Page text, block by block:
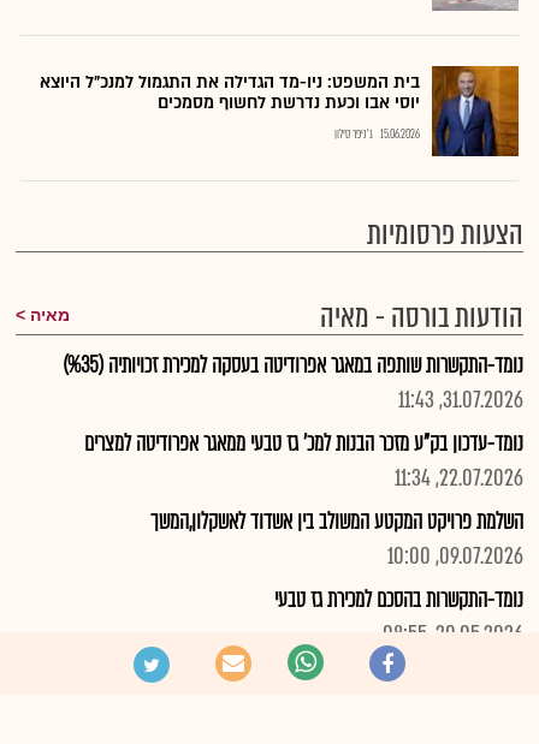
בית המשפט: ניו-מד הגדילה את התגמול למנכ"ל היוצא
יוסי אבו וכעת נדרשת לחשוף מסמכים
15.06.2026 ג'ניפר סילון
הצעות פרסומיות
הודעות בורסה - מאיה
מאיה
נומד-התקשרות שותפה במאגר אפרודיטה בעסקה למכירת זכויותיה (%35)
31.07.2026, 11:43
נומד-עדכון בק"ע מזכר הבנות למכ' גז טבעי ממאגר אפרודיטה למצרים
22.07.2026, 11:34
השלמת פרויקט המקטע המשולב בין אשדוד לאשקלון,המשך
09.07.2026, 10:00
נומד-התקשרות בהסכם למכירת גז טבעי
20.05.2026, 08:55
דליה- התקשרות בהסכם לרכישת גז ממאגר לוויתן, פרטים